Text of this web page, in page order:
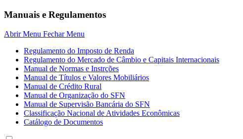
Manuais e Regulamentos
Abrir Menu Fechar Menu
Regulamento do Imposto de Renda
Regulamento do Mercado de Câmbio e Capitais Internacionais
Manual de Normas e Instrções
Manual de Títulos e Valores Mobiliários
Manual de Crédito Rural
Manual de Organização do SFN
Manual de Supervisão Bancária do SFN
Classificação Nacional de Atividades Econômicas
Catálogo de Documentos